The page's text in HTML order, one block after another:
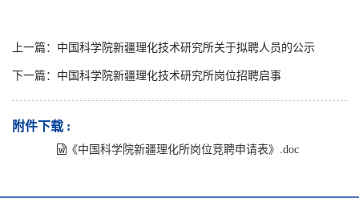
上一篇：中国科学院新疆理化技术研究所关于拟聘人员的公示
下一篇：中国科学院新疆理化技术研究所岗位招聘启事
附件下载 :
《中国科学院新疆理化所岗位竞聘申请表》.doc